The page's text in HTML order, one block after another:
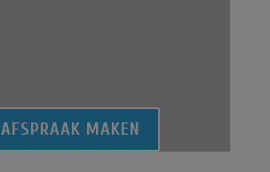
AFSPRAAK MAKEN